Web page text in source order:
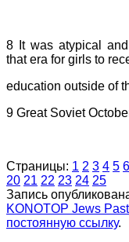
8 It was atypical
that era for girls to
education outside of
9 Great Soviet
Страницы: 1 2 3 4 5 6
20 21 22 23 24 25
Запись
KONOTOP Jews
постоянную ссылку.